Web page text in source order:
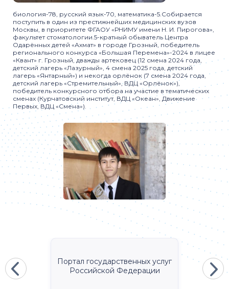
биология-78, русский язык-70, математика-5.Собирается
поступить в один из престижнейших медицинских вузов
Москвы, в приоритете ФГАОУ «РНИМУ имени Н. И. Пирогова»,
факультет стоматологии.5-кратный обыватель Центра
Одарённых детей «Ахмат» в городе Грозный, победитель
регионального конкурса «Большая Перемена»-2024 в лицее
«Квант» г. Грозный, дважды артековец (12 смена 2024 года,
детский лагерь «Лазурный», 4 смена 2025 года, детский
лагерь «Янтарный») и некогда орлёнок (7 смена 2024 года,
детский лагерь «Стремительный», ВДЦ «Орлёнок»),
победитель конкурсного отбора на участие в тематических
сменах (Курчатовский институт, ВДЦ «Океан», Движение
Первых, ВДЦ «Смена»).
Портал государственных услуг
Российской Федерации